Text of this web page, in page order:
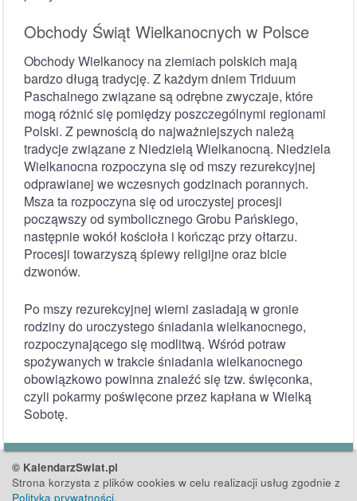
Obchody Świąt Wielkanocnych w Polsce
Obchody Wielkanocy na ziemiach polskich mają
bardzo długą tradycję. Z każdym dniem Triduum
Paschalnego związane są odrębne zwyczaje, które
mogą różnić się pomiędzy poszczególnymi regionami
Polski. Z pewnością do najważniejszych należą
tradycje związane z Niedzielą Wielkanocną. Niedziela
Wielkanocna rozpoczyna się od mszy rezurekcyjnej
odprawianej we wczesnych godzinach porannych.
Msza ta rozpoczyna się od uroczystej procesji
począwszy od symbolicznego Grobu Pańskiego,
następnie wokół kościoła i kończąc przy ołtarzu.
Procesji towarzyszą śpiewy religijne oraz bicie
dzwonów.
Po mszy rezurekcyjnej wierni zasiadają w gronie
rodziny do uroczystego śniadania wielkanocnego,
rozpoczynającego się modlitwą. Wśród potraw
spożywanych w trakcie śniadania wielkanocnego
obowiązkowo powinna znaleźć się tzw. święconka,
czyli pokarmy poświęcone przez kapłana w Wielką
Sobotę.
© KalendarzSwiat.pl
Strona korzysta z plików cookies w celu realizacji usług zgodnie z
Polityką prywatności.